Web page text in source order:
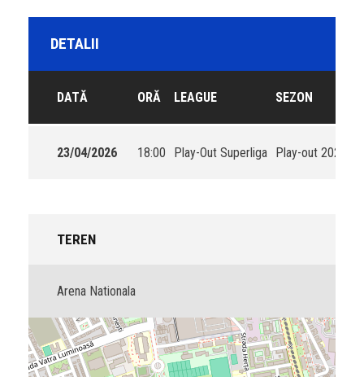
DETALII
DATĂ ORĂ LEAGUE SEZON
23/04/2026 18:00 Play-Out Superliga Play-out 2025-
TEREN
Arena Nationala